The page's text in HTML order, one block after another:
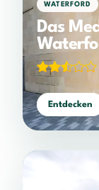
WATERFORD
Das
Entdecken